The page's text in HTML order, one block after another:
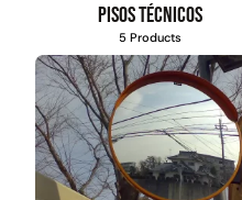
Pisos técnicos
5 Products